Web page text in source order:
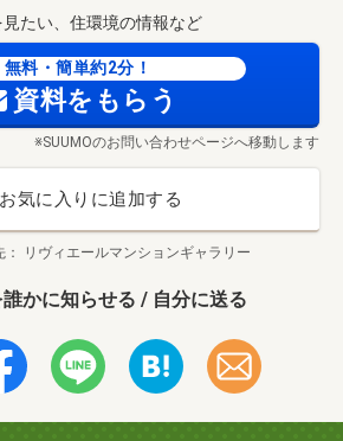
たい、住環境の情報など
無料・簡単約2分！
資料をもらう
※SUUMOのお問い合わせページへ移動します
お気に入りに追加する
リヴィエールマンションギャラリー
かに知らせる / 自分に送る